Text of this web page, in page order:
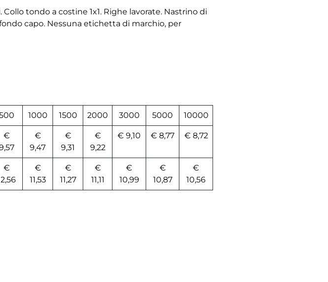
tondo a costine 1x1. Righe lavorate. Nastrino di
capo. Nessuna etichetta di marchio, per
1000 1500 2000 3000 5000 10000
€
€
9,47
€
9,31
€
9,22
€ 9,10 € 8,77 € 8,72
€
€
11,53
€
11,27
€
11,11
€
10,99
€
10,87
€
10,56